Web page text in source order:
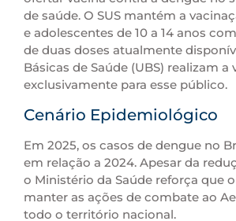
de saúde. O SUS mantém a
e adolescentes de 10 a 14 anos
de duas doses atualmente
Básicas de Saúde (UBS) realizam a
exclusivamente para esse público.
Cenário Epidemiológico
Em 2025, os casos de dengue no
em relação a 2024. Apesar da
o Ministério da Saúde reforça que
manter as ações de combate ao
todo o território nacional.